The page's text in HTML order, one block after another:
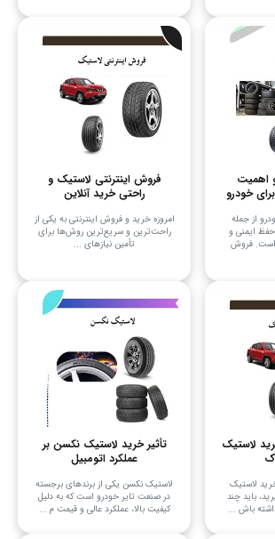
اهمیت
خودرو
از جمله
ایمنی و
است. فروش
فروش اینترنتی لاستیک و
راحتی خرید آنلاین
امروزه خرید و فروش اینترنتی به یکی از
راحت‌ترین و سریع‌ترین روش‌ها برای
تأمین نیازهای ...
لاستیک
لاستیک
باید چند
باش ...
تأثیر خرید لاستیک نکسن بر
عملکرد اتومبیل
لاستیک نکسن یکی از برندهای برجسته
در صنعت تایر خودرو است که به دلیل
کیفیت بالا، عملکرد عالی و قیمت م ...